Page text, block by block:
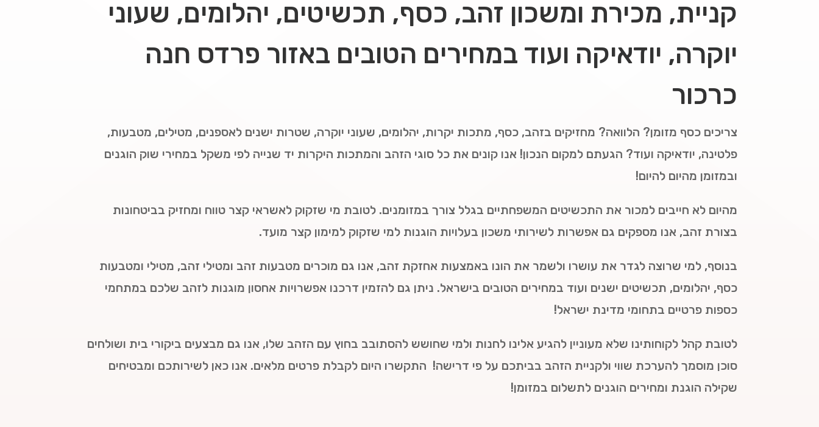
קניית, מכירת ומשכון זהב, כסף, תכשיטים, יהלומים, שעוני
יוקרה, יודאיקה ועוד במחירים הטובים באזור פרדס חנה
כרכור
צריכים כסף מזומן? הלוואה? מחזיקים בזהב, כסף, מתכות יקרות, יהלומים, שעוני יוקרה, שטרות ישנים לאספנים, מטילים, מטבעות,
פלטינה, יודאיקה ועוד? הגעתם למקום הנכון! אנו קונים את כל סוגי הזהב והמתכות היקרות יד שנייה לפי משקל במחירי שוק הוגנים
ובמזומן מהיום להיום!
מהיום לא חייבים למכור את התכשיטים המשפחתיים בגלל צורך במזומנים. לטובת מי שזקוק לאשראי קצר טווח ומחזיק בביטחונות
בצורת זהב, אנו מספקים גם אפשרות לשירותי משכון בעלויות הוגנות למי שזקוק למימון קצר מועד.
בנוסף, למי שרוצה לגדר את עושרו ולשמר את הונו באמצעות אחזקת זהב, אנו גם מוכרים מטבעות זהב ומטילי זהב, מטילי ומטבעות
כסף, יהלומים, תכשיטים ישנים ועוד במחירים הטובים בישראל. ניתן גם להזמין דרכנו אפשרויות אחסון מוגנות לזהב שלכם במתחמי
כספות פרטיים בתחומי מדינת ישראל!
לטובת קהל לקוחותינו שלא מעוניין להגיע אלינו לחנות ולמי שחושש להסתובב בחוץ עם הזהב שלו, אנו גם מבצעים ביקורי בית ושולחים
סוכן מוסמך להערכת שווי ולקניית הזהב בביתכם על פי דרישה! התקשרו היום לקבלת פרטים מלאים. אנו כאן לשירותכם ומבטיחים
שקילה הוגנת ומחירים הוגנים לתשלום במזומן!